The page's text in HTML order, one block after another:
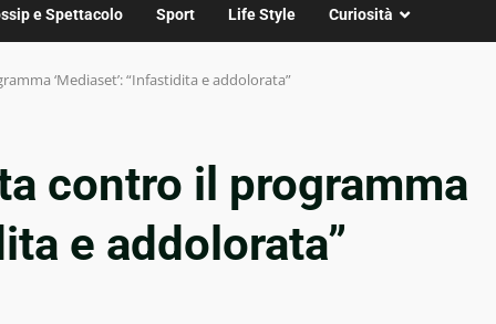
e Spettacolo Sport Life Style Curiosità
‘Mediaset’: “Infastidita e addolorata”
contro il programma
e addolorata”